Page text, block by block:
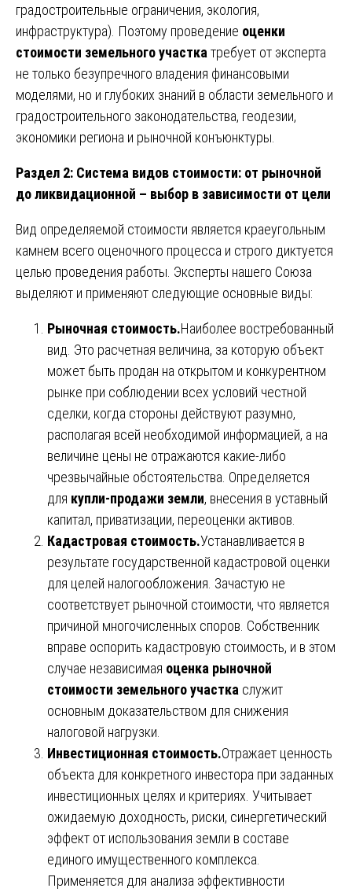
градостроительные ограничения, экология,
инфраструктура). Поэтому проведение оценки
стоимости земельного участка требует от эксперта
не только безупречного владения финансовыми
моделями, но и глубоких знаний в области земельного и
градостроительного законодательства, геодезии,
экономики региона и рыночной конъюнктуры.
Раздел 2: Система видов стоимости: от рыночной
до ликвидационной – выбор в зависимости от цели
Вид определяемой стоимости является краеугольным
камнем всего оценочного процесса и строго диктуется
целью проведения работы. Эксперты нашего Союза
выделяют и применяют следующие основные виды:
Рыночная стоимость.Наиболее востребованный
вид. Это расчетная величина, за которую объект
может быть продан на открытом и конкурентном
рынке при соблюдении всех условий честной
сделки, когда стороны действуют разумно,
располагая всей необходимой информацией, а на
величине цены не отражаются какие-либо
чрезвычайные обстоятельства. Определяется
для купли-продажи земли, внесения в уставный
капитал, приватизации, переоценки активов.
Кадастровая стоимость.Устанавливается в
результате государственной кадастровой оценки
для целей налогообложения. Зачастую не
соответствует рыночной стоимости, что является
причиной многочисленных споров. Собственник
вправе оспорить кадастровую стоимость, и в этом
случае независимая оценка рыночной
стоимости земельного участка служит
основным доказательством для снижения
налоговой нагрузки.
Инвестиционная стоимость.Отражает ценность
объекта для конкретного инвестора при заданных
инвестиционных целях и критериях. Учитывает
ожидаемую доходность, риски, синергетический
эффект от использования земли в составе
единого имущественного комплекса.
Применяется для анализа эффективности